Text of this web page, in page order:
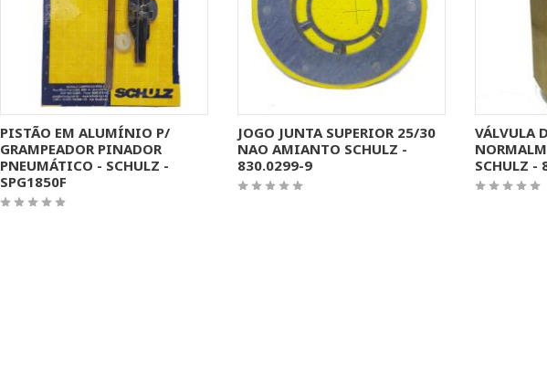
MAIS INFORMAÇÕES
PISTÃO EM ALUMÍNIO P/
GRAMPEADOR PINADOR
PNEUMÁTICO - SCHULZ -
SPG1850F
MAIS INFORMAÇÕES
JOGO JUNTA SUPERIOR 25/30
NAO AMIANTO SCHULZ -
830.0299-9
VÁLVULA
SCHULZ -